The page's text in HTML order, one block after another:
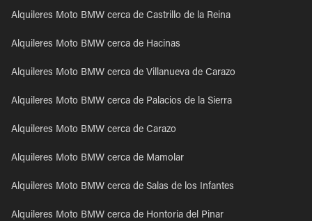
Alquileres Moto BMW cerca de Castrillo de la Reina
Alquileres Moto BMW cerca de Hacinas
Alquileres Moto BMW cerca de Villanueva de Carazo
Alquileres Moto BMW cerca de Palacios de la Sierra
Alquileres Moto BMW cerca de Carazo
Alquileres Moto BMW cerca de Mamolar
Alquileres Moto BMW cerca de Salas de los Infantes
Alquileres Moto BMW cerca de Hontoria del Pinar